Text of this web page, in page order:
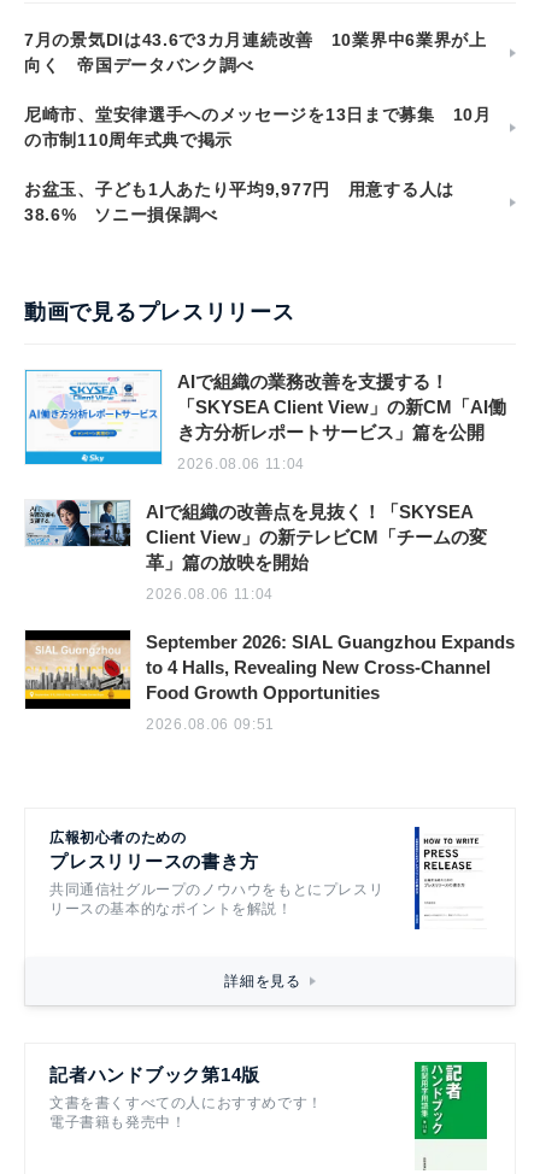
7月の景気DIは43.6で3カ月連続改善 10業界中6業界が上
向く 帝国データバンク調べ
尼崎市、堂安律選手へのメッセージを13日まで募集 10月
の市制110周年式典で掲示
お盆玉、子ども1人あたり平均9,977円 用意する人は
38.6% ソニー損保調べ
動画で見るプレスリリース
AIで組織の業務改善を支援する！
「SKYSEA Client View」の新CM「AI働
き方分析レポートサービス」篇を公開
2026.08.06 11:04
AIで組織の改善点を見抜く！「SKYSEA
Client View」の新テレビCM「チームの変
革」篇の放映を開始
2026.08.06 11:04
September 2026: SIAL Guangzhou Expands
to 4 Halls, Revealing New Cross-Channel
Food Growth Opportunities
2026.08.06 09:51
広報初心者のための
プレスリリースの書き方
共同通信社グループのノウハウをもとにプレスリ
リースの基本的なポイントを解説！
詳細を見る
記者ハンドブック第14版
文書を書くすべての人におすすめです！
電子書籍も発売中！